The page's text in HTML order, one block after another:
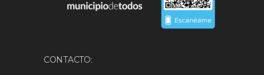
CONTACTO: